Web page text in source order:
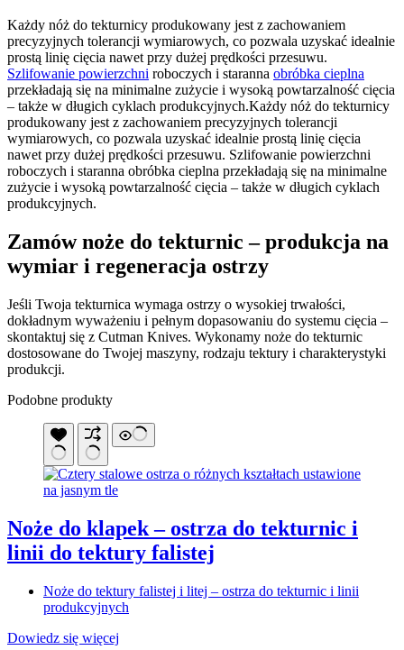
Każdy nóż do tekturnicy produkowany jest z zachowaniem
precyzyjnych tolerancji wymiarowych, co pozwala uzyskać idealnie
prostą linię cięcia nawet przy dużej prędkości przesuwu.
Szlifowanie powierzchni roboczych i staranna obróbka cieplna
przekładają się na minimalne zużycie i wysoką powtarzalność cięcia
– także w długich cyklach produkcyjnych.Każdy nóż do tekturnicy
produkowany jest z zachowaniem precyzyjnych tolerancji
wymiarowych, co pozwala uzyskać idealnie prostą linię cięcia
nawet przy dużej prędkości przesuwu. Szlifowanie powierzchni
roboczych i staranna obróbka cieplna przekładają się na minimalne
zużycie i wysoką powtarzalność cięcia – także w długich cyklach
produkcyjnych.
Zamów noże do tekturnic – produkcja na
wymiar i regeneracja ostrzy
Jeśli Twoja tekturnica wymaga ostrzy o wysokiej trwałości,
dokładnym wyważeniu i pełnym dopasowaniu do systemu cięcia –
skontaktuj się z Cutman Knives. Wykonamy noże do tekturnic
dostosowane do Twojej maszyny, rodzaju tektury i charakterystyki
produkcji.
Podobne produkty
Noże do klapek – ostrza do tekturnic i
linii do tektury falistej
Noże do tektury falistej i litej – ostrza do tekturnic i linii
produkcyjnych
Dowiedz się więcej